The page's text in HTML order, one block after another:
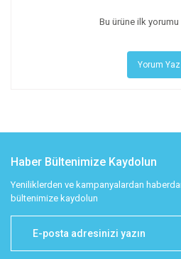
Bu ürüne ilk yorumu
Yorum Yaz
Haber Bültenimize Kaydolun
Yeniliklerden ve kampanyalardan
bültenimize kaydolun